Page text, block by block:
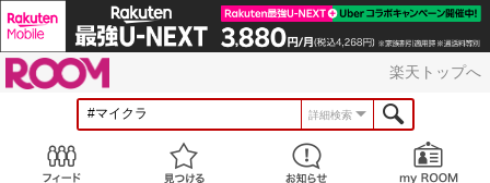
楽天トップへ
詳細検索
見つける お知らせ